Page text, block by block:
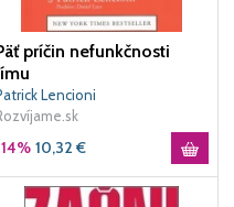
príčin nefunkčnosti
Lencioni
10,32 €